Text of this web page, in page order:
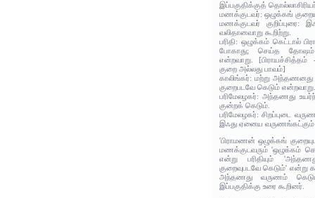
இப்பகுதிக்குத்
மணக்குடவர்: ஒழுக்கங்
மணக்குடவர் குறிப்புரை:
வலிதானவாறு கூறிற்று.
பரிதி: ஒழுக்கம் கெட்டால்
போகாது; செய்த தோஷம்
என்றவாறு.
குறை அல்லது பாவம்]
காலிங்கர்: மற்று
குறைபடவே கெடும்
பரிமேலழகர்: அந்தணது
குன்றக் கெடும்.
பரிமேலழகர்: சிறப்புடை
இஃது ஏனைய
'பிராமணன் ஒழுக்கங்
மணக்குடவரும் 'ஒழுக்கம்
என்று பரிதியும்
குறைவுபடவே கெடும்' என்று
அந்தணது வருணம்
இப்பகுதிக்கு உரை கூறினர்.